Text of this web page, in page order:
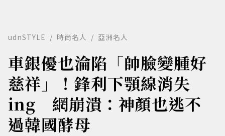
udnSTYLE 時尚名人 亞洲名人
車銀優也淪陷「帥臉變腫好
慈祥」！鋒利下顎線消失
ing 網崩潰：神顏也逃不
過韓國酵母